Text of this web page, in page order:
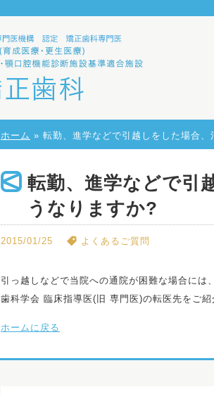
ホーム » 転勤、進学などで引越しをした場合、
転勤、進学などで引
うなりますか?
2015/01/25 よくあるご質問
引っ越しなどで当院への通院が困難な場合には
歯科学会 臨床指導医(旧 専門医)の転医先をご紹
ホームに戻る